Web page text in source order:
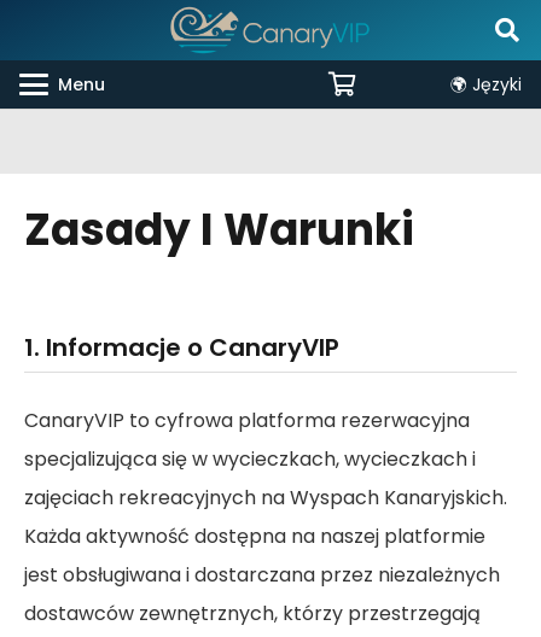
Menu 🌍 Języki
Zasady I Warunki
1. Informacje o CanaryVIP
CanaryVIP to cyfrowa platforma rezerwacyjna
specjalizująca się w wycieczkach, wycieczkach i
zajęciach rekreacyjnych na Wyspach Kanaryjskich.
Każda aktywność dostępna na naszej platformie
jest obsługiwana i dostarczana przez niezależnych
dostawców zewnętrznych, którzy przestrzegają